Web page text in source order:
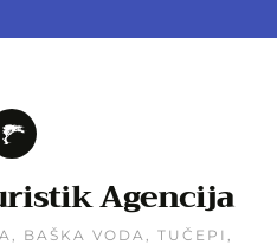
Agencija
BAŠKA VODA, TUČEPI,